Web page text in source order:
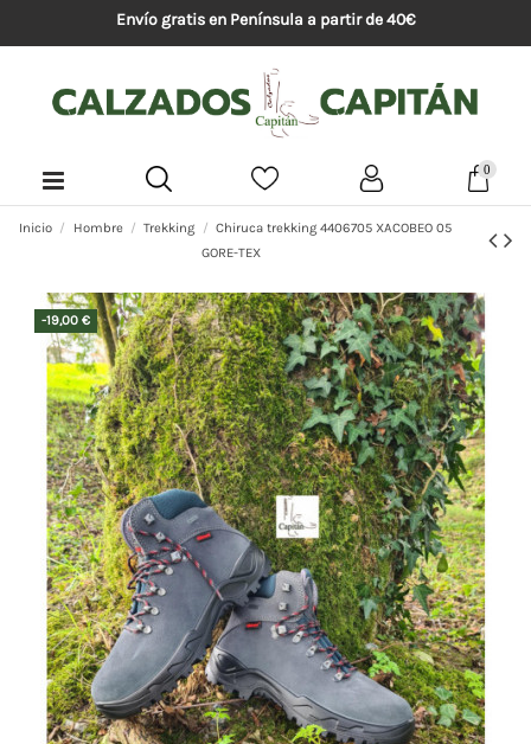
Envío gratis en Península a partir de 40€
0
Inicio Hombre Trekking
Chiruca trekking 4406705 XACOBEO 05
GORE-TEX
-19,00 €